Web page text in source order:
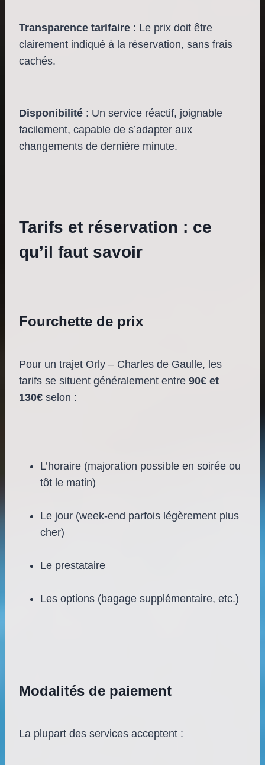
Transparence tarifaire : Le prix doit être
clairement indiqué à la réservation, sans frais
cachés.
Disponibilité : Un service réactif, joignable
facilement, capable de s’adapter aux
changements de dernière minute.
Tarifs et réservation : ce
qu’il faut savoir
Fourchette de prix
Pour un trajet Orly – Charles de Gaulle, les
tarifs se situent généralement entre 90€ et
130€ selon :
L’horaire (majoration possible en soirée ou
tôt le matin)
Le jour (week-end parfois légèrement plus
cher)
Le prestataire
Les options (bagage supplémentaire, etc.)
Modalités de paiement
La plupart des services acceptent :